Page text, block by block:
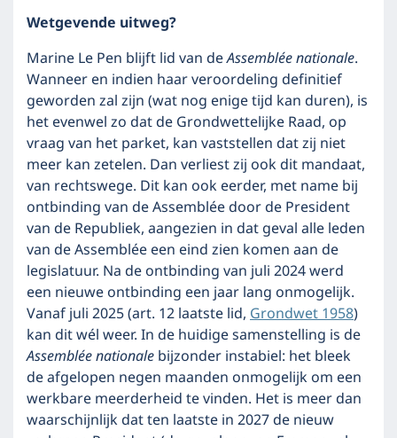
Wetgevende uitweg?
Marine Le Pen blijft lid van deAssemblée nationale.
Wanneer en indien haar veroordeling definitief
geworden zal zijn (wat nog enige tijd kan duren), is
het evenwel zo dat de Grondwettelijke Raad, op
vraag van het parket, kan vaststellen dat zij niet
meer kan zetelen. Dan verliest zij ook dit mandaat,
van rechtswege. Dit kan ook eerder, met name bij
ontbinding van de Assemblée door de President
van de Republiek, aangezien in dat geval alle leden
van de Assemblée een eind zien komen aan de
legislatuur. Na de ontbinding van juli 2024 werd
een nieuwe ontbinding een jaar lang onmogelijk.
Vanaf juli 2025 (art. 12 laatste lid,Grondwet 1958)
kan dit wél weer. In de huidige samenstelling is de
Assemblée nationalebijzonder instabiel: het bleek
de afgelopen negen maanden onmogelijk om een
werkbare meerderheid te vinden. Het is meer dan
waarschijnlijk dat ten laatste in 2027 de nieuw